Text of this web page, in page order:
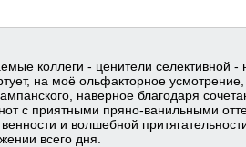
коллеги - ценители
на моё ольфакторное
наверное благодаря
с приятными пряно-ванильными
и волшебной
всего дня.